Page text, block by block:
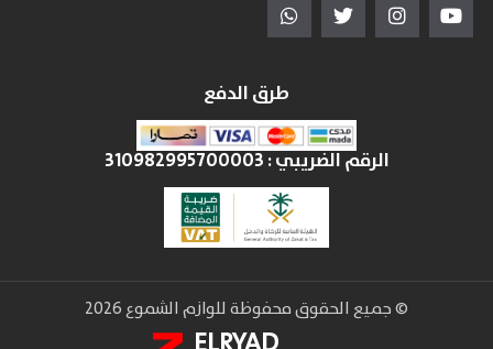
طرق الدفع
الرقم الضريبي :310982995700003
© جميع الحقوق محفوظة للوازم الشموع 2026